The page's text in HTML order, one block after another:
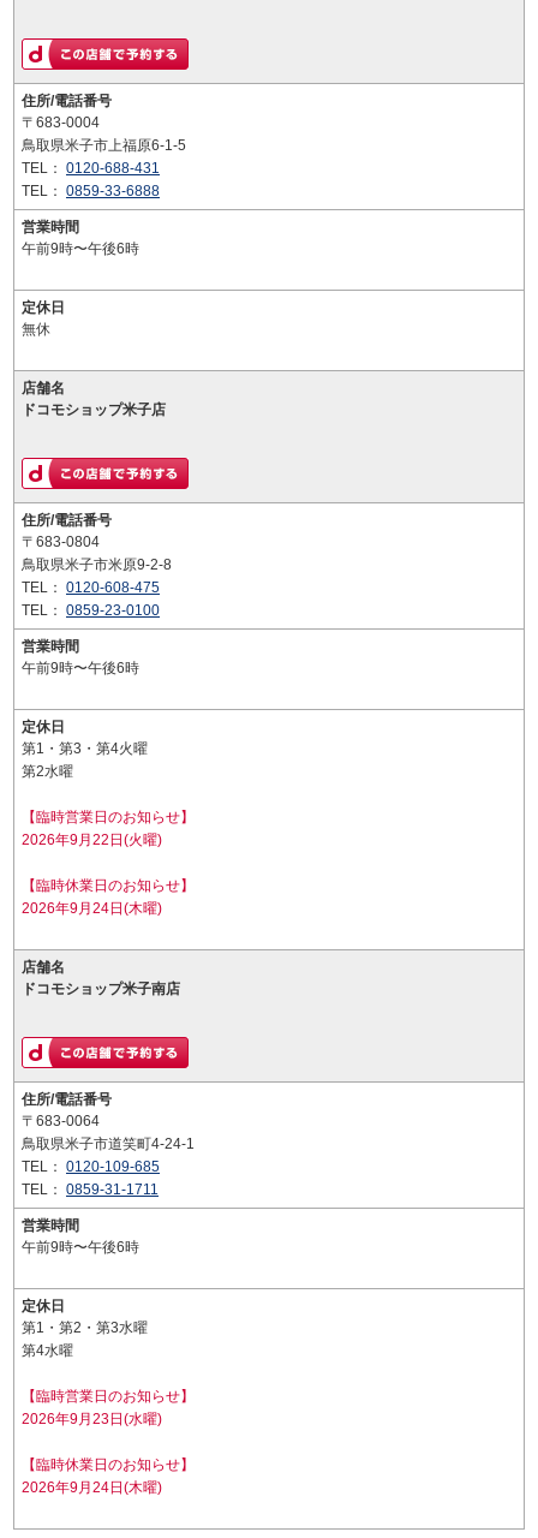
住所/電話番号
〒683-0004
鳥取県米子市上福原6-1-5
TEL： 0120-688-431
TEL： 0859-33-6888
営業時間
午前9時〜午後6時
定休日
無休
店舗名
ドコモショップ米子店
住所/電話番号
〒683-0804
鳥取県米子市米原9-2-8
TEL： 0120-608-475
TEL： 0859-23-0100
営業時間
午前9時〜午後6時
定休日
第1・第3・第4火曜
第2水曜
【臨時営業日のお知らせ】
2026年9月22日(火曜)
【臨時休業日のお知らせ】
2026年9月24日(木曜)
店舗名
ドコモショップ米子南店
住所/電話番号
〒683-0064
鳥取県米子市道笑町4-24-1
TEL： 0120-109-685
TEL： 0859-31-1711
営業時間
午前9時〜午後6時
定休日
第1・第2・第3水曜
第4水曜
【臨時営業日のお知らせ】
2026年9月23日(水曜)
【臨時休業日のお知らせ】
2026年9月24日(木曜)